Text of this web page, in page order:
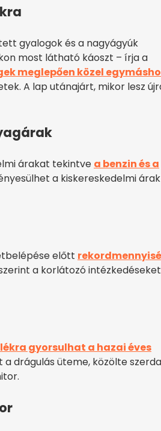
gyalogok és a nagyágyúk
most látható káoszt – írja a
meglepően közel
A lap utánajárt, mikor lesz
árakat tekintve a benzin és a
a kiskereskedelmi
előtt
a korlátozó
gyorsulhat a hazai éves
a drágulás üteme, közölte